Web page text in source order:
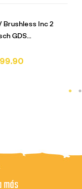
Brushless Inc 2
GDS...
más